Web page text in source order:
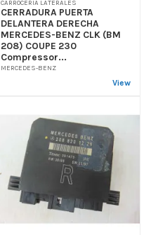
CARROCERIA LATERALES
CERRADURA PUERTA
DELANTERA DERECHA
MERCEDES-BENZ CLK (BM
208) COUPE 230
Compressor...
MERCEDES-BENZ
View